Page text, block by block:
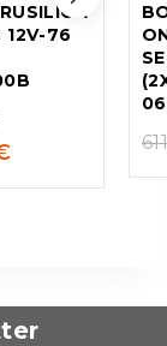
12V-76